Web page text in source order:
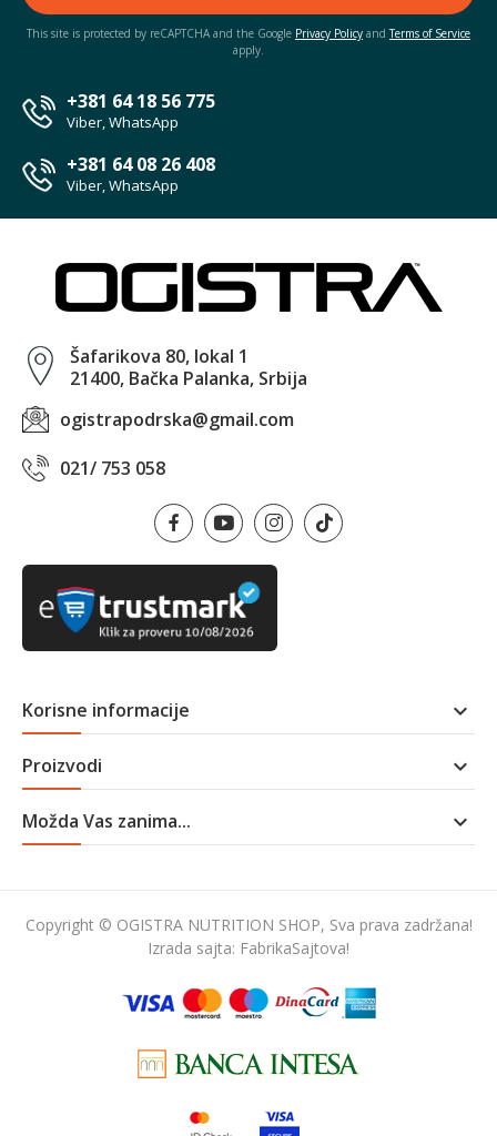
This site is protected by reCAPTCHA and the Google Privacy Policy andTerms of Service
apply.
+381 64 18 56 775
Viber, WhatsApp
+381 64 08 26 408
Viber, WhatsApp
Šafarikova 80, lokal 1
21400, Bačka Palanka, Srbija
ogistrapodrska@gmail.com
021/ 753 058
Korisne informacije 
Proizvodi 
Možda Vas zanima... 
Copyright © OGISTRA NUTRITION SHOP, Sva prava zadržana!
Izrada sajta: FabrikaSajtova!